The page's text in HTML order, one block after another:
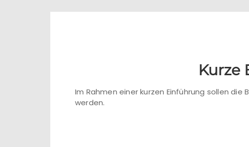
Kurze
Im Rahmen einer kurzen Einführung sollen
werden.